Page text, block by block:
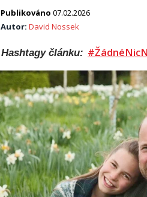
Publikováno 07.02.2026
Autor: David Nossek
Hashtagy článku: